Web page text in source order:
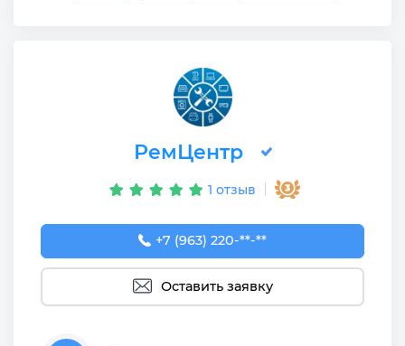
РемЦентр
1 отзыв
+7 (963) 220-12-19
+7 (963) 220-**-**
Оставить заявку